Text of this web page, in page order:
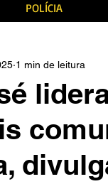
POLÍCIA
1 min de leitura